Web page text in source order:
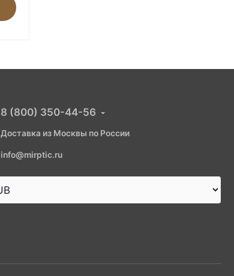
8 (800) 350-44-56
Доставка из Москвы по России
info@mirptic.ru